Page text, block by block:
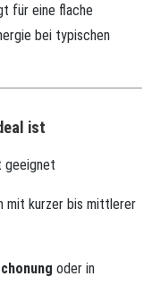
für eine flache
bei typischen
ist
geeignet
mit kurzer bis mittlerer
oder in